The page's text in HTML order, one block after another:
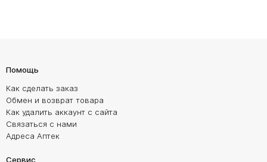
Помощь
Как сделать заказ
Обмен и возврат товара
Как удалить аккаунт с сайта
Связаться с нами
Адреса Аптек
Сервис